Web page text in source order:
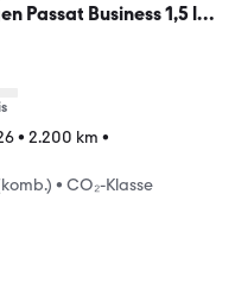
Passat Business 1,5 l
IQ.LIGHT Nav
• 2.200 km •
• CO₂-Klasse